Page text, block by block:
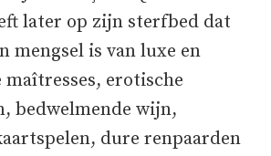
later op zijn sterfbed dat
mengsel is van luxe en
erotische
bedwelmende wijn,
dure renpaarden